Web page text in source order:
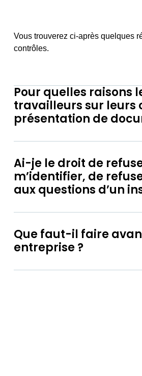
Vous trouverez ci-après quelques
contrôles.
Pour quelles raisons
travailleurs sur leurs
présentation de
Ai-je le droit de
m’identifier, de
aux questions d’un
Que faut-il faire
entreprise ?